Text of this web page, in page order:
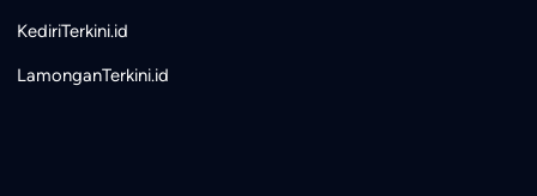
KediriTerkini.id
LamonganTerkini.id